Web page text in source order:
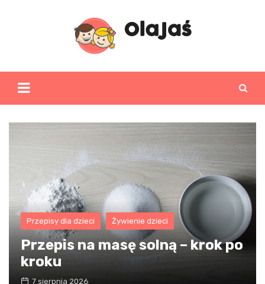
Przepisy dla dzieci Żywienie dzieci
Przepis na masę solną – krok po
kroku
7 sierpnia 2026